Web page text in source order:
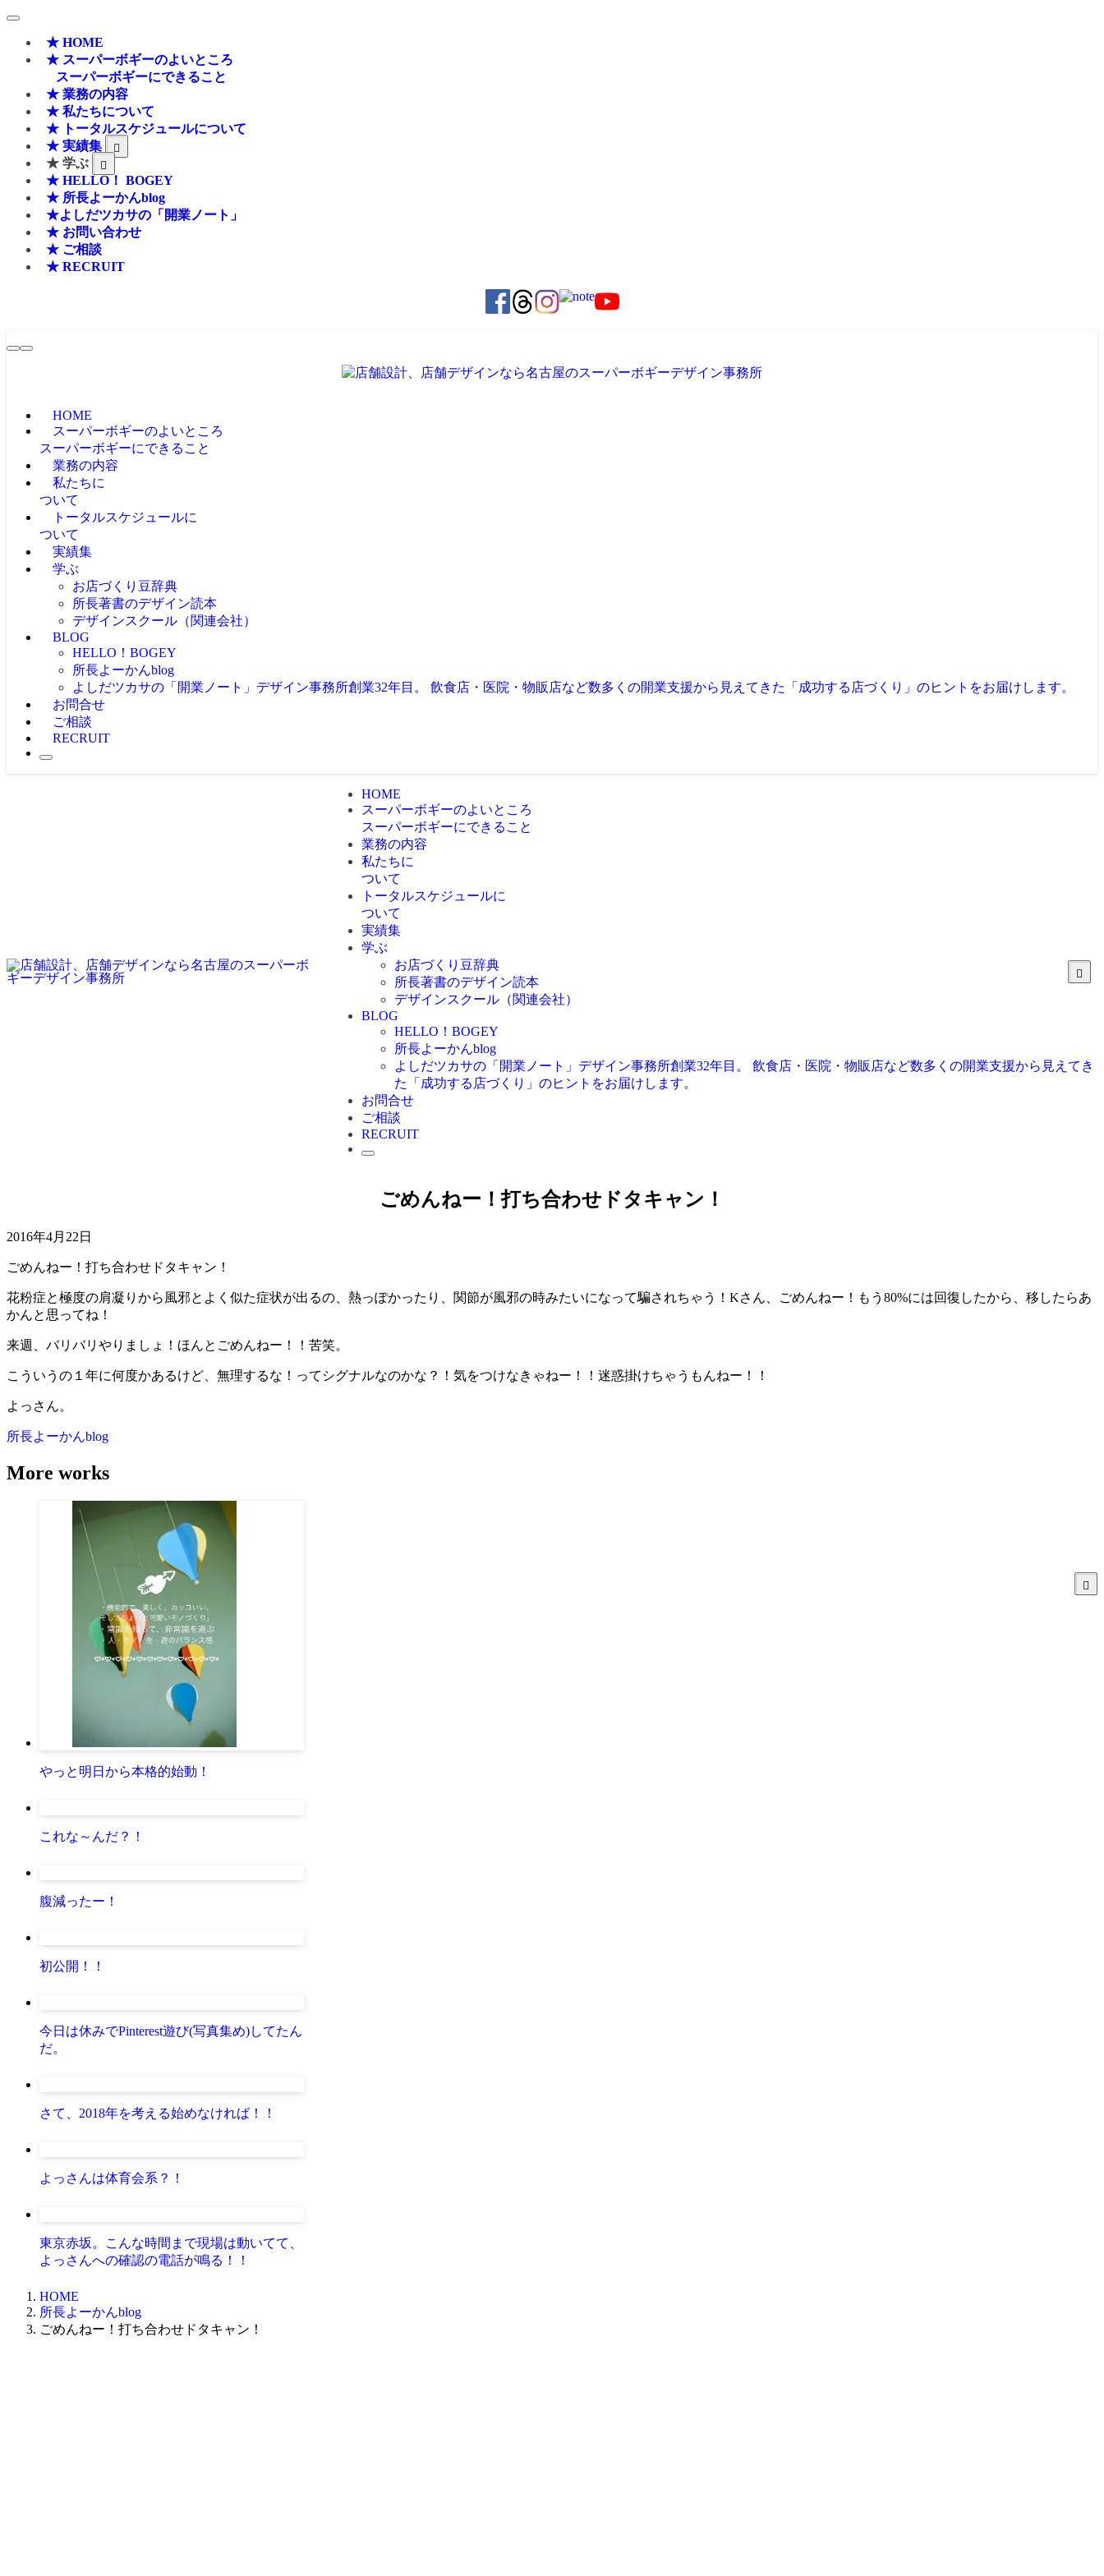
★ HOME
★ スーパーボギーのよいところ
スーパーボギーにできること
★ 業務の内容
★ 私たちについて
★ トータルスケジュールについて
★ 実績集
★ 学ぶ
★ HELLO！ BOGEY
★ 所長よーかんblog
★よしだツカサの「開業ノート」
★ お問い合わせ
★ ご相談
★ RECRUIT
HOME
スーパーボギーのよいところ
スーパーボギーにできること
業務の内容
私たちに
ついて
トータルスケジュールに
ついて
実績集
学ぶ
お店づくり豆辞典
所長著書のデザイン読本
デザインスクール（関連会社）
BLOG
HELLO！BOGEY
所長よーかんblog
よしだツカサの「開業ノート」 デザイン事務所創業32年目。 飲食店・医院・物販店など数多くの開業支援から見えてきた「成功する店づくり」のヒントをお届けします。
お問合せ
ご相談
RECRUIT
HOME
スーパーボギーのよいところ
スーパーボギーにできること
業務の内容
私たちに
ついて
トータルスケジュールに
ついて
実績集
学ぶ
お店づくり豆辞典
所長著書のデザイン読本
デザインスクール（関連会社）
BLOG
HELLO！BOGEY
所長よーかんblog
よしだツカサの「開業ノート」 デザイン事務所創業32年目。 飲食店・医院・物販店など数多くの開業支援から見えてき
た「成功する店づくり」のヒントをお届けします。
お問合せ
ご相談
RECRUIT
ごめんねー！打ち合わせドタキャン！
2016年4月22日
ごめんねー！打ち合わせドタキャン！
花粉症と極度の肩凝りから風邪とよく似た症状が出るの、熱っぽかったり、関節が風邪の時みたいになって騙されちゃう！Kさん、ごめんねー！もう80%には回復したから、移したらあ
かんと思ってね！
来週、バリバリやりましょ！ほんとごめんねー！！苦笑。
こういうの１年に何度かあるけど、無理するな！ってシグナルなのかな？！気をつけなきゃねー！！迷惑掛けちゃうもんねー！！
よっさん。
所長よーかんblog
More works
やっと明日から本格的始動！
これな～んだ？！
腹減ったー！
初公開！！
今日は休みでPinterest遊び(写真集め)してたん
だ。
さて、2018年を考える始めなければ！！
よっさんは体育会系？！
東京赤坂。こんな時間まで現場は動いてて、
よっさんへの確認の電話が鳴る！！
HOME
所長よーかんblog
ごめんねー！打ち合わせドタキャン！